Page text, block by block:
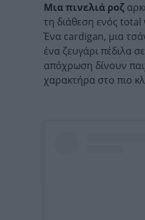
Μια πινελιά ροζ
τη διάθεση ενός
Ένα cardigan, μια
ένα ζευγάρι πέδιλα
απόχρωση δίνουν
χαρακτήρα στο πιο